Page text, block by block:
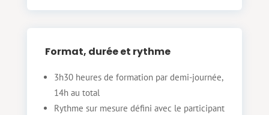
Format, durée et rythme
3h30 heures de formation par demi-journée,
14h au total
Rythme sur mesure défini avec le participant